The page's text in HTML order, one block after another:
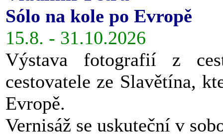
Sólo na kole po Evropě
15.8. - 31.10.2026
Výstava fotografií z
cestovatele ze Slavětína,
Evropě.
Vernisáž se uskuteční v